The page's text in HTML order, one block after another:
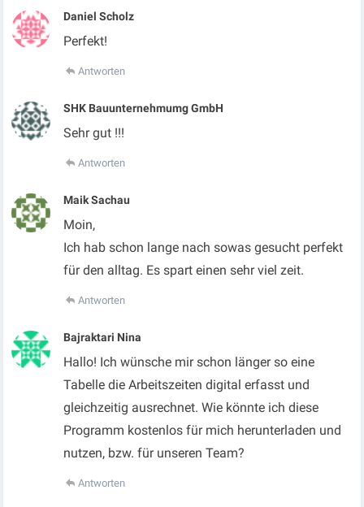
Daniel Scholz
Perfekt!
Antworten
SHK Bauunternehmumg GmbH
Sehr gut !!!
Antworten
Maik Sachau
Moin,
Ich hab schon lange nach sowas gesucht perfekt
für den alltag. Es spart einen sehr viel zeit.
Antworten
Bajraktari Nina
Hallo! Ich wünsche mir schon länger so eine
Tabelle die Arbeitszeiten digital erfasst und
gleichzeitig ausrechnet. Wie könnte ich diese
Programm kostenlos für mich herunterladen und
nutzen, bzw. für unseren Team?
Antworten